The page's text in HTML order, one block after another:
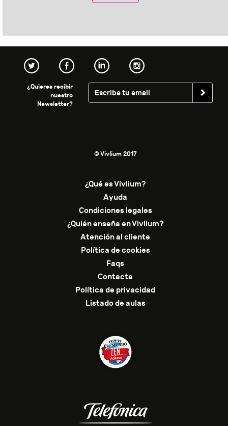
¿Quieres recibir
nuestro
Newsletter?
© Vivlium 2017
¿Qué es Vivlium?
Ayuda
Condiciones legales
¿Quién enseña en Vivlium?
Atención al cliente
Política de cookies
Faqs
Contacta
Política de privacidad
Listado de aulas